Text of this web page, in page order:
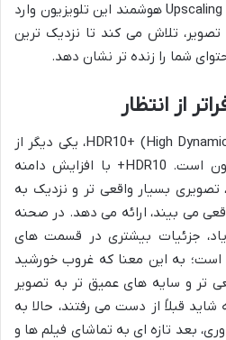
HD یا پایین تر باشد، قابلیت Upscaling هوشمند این تلویزیون وارد
تلاش می کند تا نزدیک ترین
پشتیبانی از فناوری HDR10+ (High Dynamic Range)، یکی دیگر از
نقاط قوت تصویر این تلویزیون است. HDR10+ با افزایش دامنه
تصویری بسیار واقعی تر و نزدیک به
می بیند، ارائه می دهد. در صحنه
جزئیات بیشتری در قسمت های
به این معنا که غروب خورشید
تر و سایه های عمیق تر به تصویر
قبلاً از دست می رفتند، حالا به
بعد تازه ای به تماشای فیلم ها و